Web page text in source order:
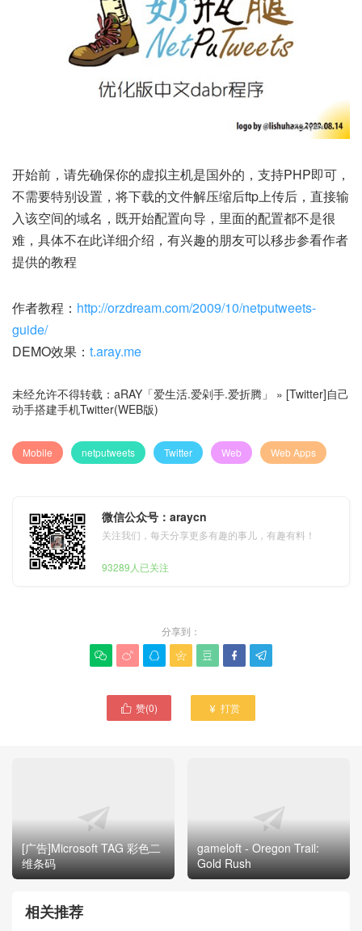
开始前，请先确保你的虚拟主机是国外的，支持PHP即可，
不需要特别设置，将下载的文件解压缩后ftp上传后，直接输
入该空间的域名，既开始配置向导，里面的配置都不是很
难，具体不在此详细介绍，有兴趣的朋友可以移步参看作者
提供的教程
作者教程： http://orzdream.com/2009/10/netputweets-
guide/
DEMO效果： t.aray.me
未经允许不得转载： aRAY「爱生活.爱剁手.爱折腾」 » [Twitter]自己
动手搭建手机Twitter(WEB版)
Mobile netputweets Twitter Web Web Apps
微信公众号：araycn
关注我们，每天分享更多有趣的事儿，有趣有料！
93289人已关注
分享到：
      
 赞(0)  打赏
[广告]Microsoft TAG 彩色二
维条码
gameloft - Oregon Trail:
Gold Rush
相关推荐